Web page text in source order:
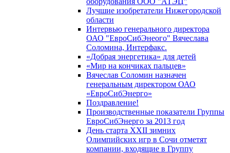
Лучшие изобретатели Нижегородской
области
Интервью генерального директора
ОАО "ЕвроСибЭнеого" Вячеслава
Соломина, Интерфакс.
«Добрая энергетика» для детей
«Мир на кончиках пальцев»
Вячеслав Соломин назначен
генеральным директором ОАО
«ЕвроСибЭнерго»
Поздравление!
Производственные показатели Группы
ЕвроСибЭнерго за 2013 год
День старта XXII зимних
Олимпийских игр в Сочи отметят
компании, входящие в Группу